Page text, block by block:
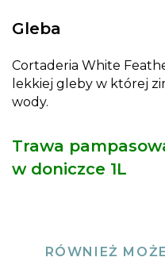
Gleba
Cortaderia White
lekkiej gleby w której
wody.
Trawa
w doniczce 1L
RÓWNIEŻ